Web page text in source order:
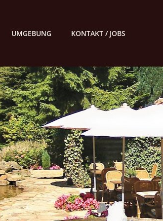
UMGEBUNG KONTAKT / JOBS